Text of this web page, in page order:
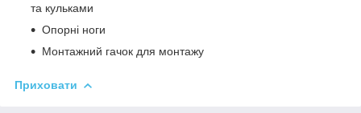
та кульками
Опорні ноги
Монтажний гачок для монтажу
Приховати